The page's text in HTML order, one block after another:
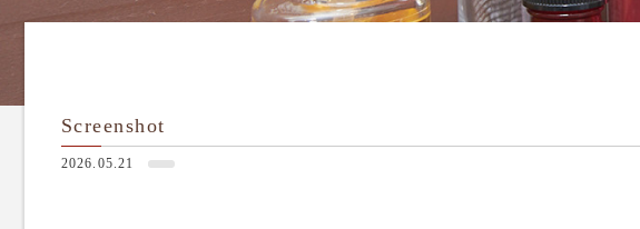
Screenshot
2026.05.21